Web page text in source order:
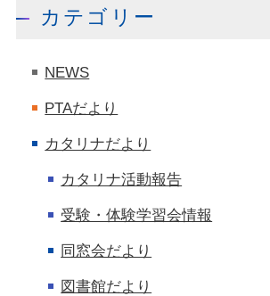
カテゴリー
NEWS
PTAだより
カタリナだより
カタリナ活動報告
受験・体験学習会情報
同窓会だより
図書館だより